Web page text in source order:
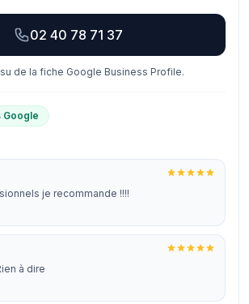
02 40 78 71 37
de la fiche Google Business Profile.
Google
je recommande !!!!
à dire